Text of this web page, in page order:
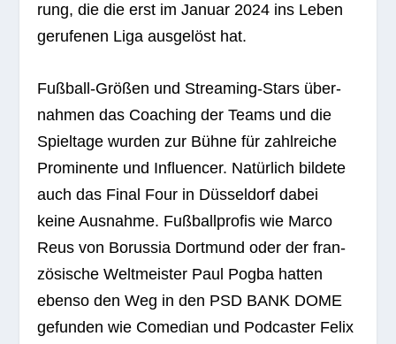
rung, die die erst im Januar 2024 ins Leben
geru­fe­nen Liga aus­ge­löst hat.
Fuß­ball-Grö­ßen und Strea­ming-Stars über­
nah­men das Coa­ching der Teams und die
Spiel­tage wur­den zur Bühne für zahl­rei­che
Pro­mi­nente und Influen­cer. Natür­lich bil­dete
auch das Final Four in Düs­sel­dorf dabei
keine Aus­nahme. Fuß­ball­pro­fis wie Marco
Reus von Borus­sia Dort­mund oder der fran­
zö­si­sche Welt­meis­ter Paul Pogba hat­ten
ebenso den Weg in den PSD BANK DOME
gefun­den wie Come­dian und Pod­cas­ter Felix